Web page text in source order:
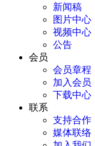
新闻稿
图片中心
视频中心
公告
会员
会员章程
加入会员
下载中心
联系
支持合作
媒体联络